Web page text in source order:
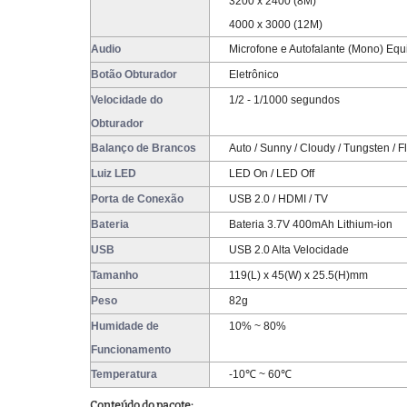
4000 x 3000 (12M)
Audio
Microfone e Autofalante (Mono)
Botão Obturador
Eletrônico
Velocidade do
Obturador
1/2 - 1/1000 segundos
Balanço de Brancos
Auto / Sunny / Cloudy / Tungsten /
Luiz LED
LED On / LED Off
Porta de Conexão
USB 2.0 / HDMI / TV
Bateria
Bateria 3.7V 400mAh Lithium-ion
USB
USB 2.0 Alta Velocidade
Tamanho 119(L) x 45(W) x 25.5(H)mm
Peso 82g
Humidade de
Funcionamento
10% ~ 80%
Temperatura -10℃ ~ 60℃